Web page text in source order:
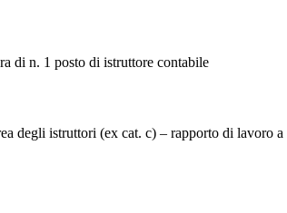
di n. 1 posto di istruttore contabile
degli istruttori (ex cat. c) – rapporto di lavoro